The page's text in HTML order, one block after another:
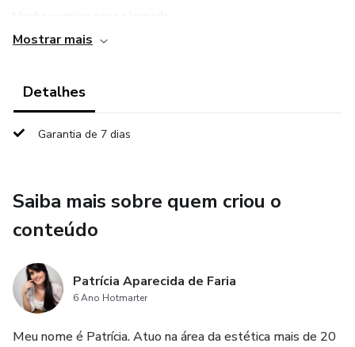
Venha comigo nesse jornada.
Mostrar mais
Detalhes
Garantia de 7 dias
Saiba mais sobre quem criou o
conteúdo
Patrícia Aparecida de Faria
6 Ano Hotmarter
Meu nome é Patrícia. Atuo na área da estética mais de 20